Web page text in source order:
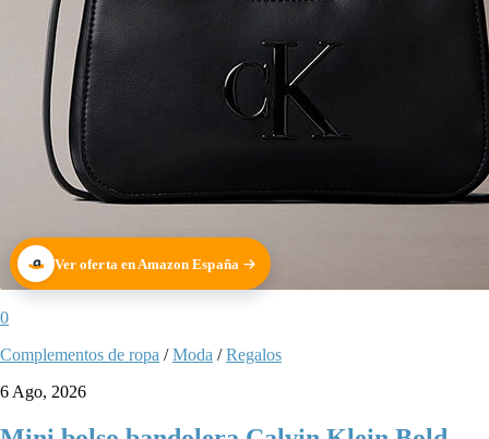
Ver oferta en Amazon España
0
Complementos de ropa /Moda /Regalos
6 Ago, 2026